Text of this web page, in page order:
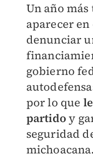
Un año
aparecer
denunciar
gobierno
por lo que
partidoy
seguridad
michoacana.